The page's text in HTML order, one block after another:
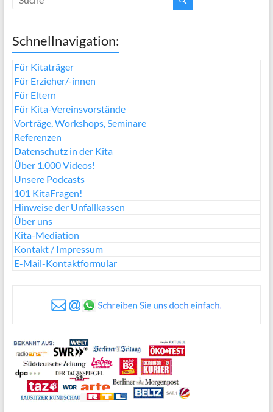
Schnellnavigation:
Für Kitaträger
Für Erzieher/-innen
Für Eltern
Für Kita-Vereinsvorstände
Vorträge, Workshops, Seminare
Referenzen
Datenschutz in der Kita
Über 1.000 Videos!
Unsere Podcasts
101 KitaFragen!
Hinweise der Unfallkassen
Über uns
Kita-Mediation
Kontakt / Impressum
E-Mail-Kontaktformular